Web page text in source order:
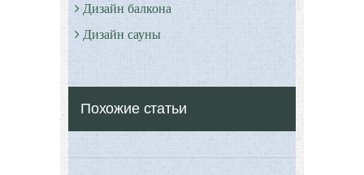
Дизайн балкона
Дизайн сауны
Дизайн прихожей
Дизайн гардеробной
Все о Сауне и Банях
Дизайн Саун
Типы Бань
Похожие статьи